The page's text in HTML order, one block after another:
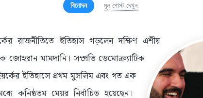
বিনোদন মূল পোস্ট দেখুন
রাজনীতিতে ইতিহাস গড়লেন দক্ষিণ এশীয়
জোহরান মামদানি। সম্প্রতি ডেমোক্র্যাটিক
ইতিহাসে প্রথম মুসলিম এবং গত এক
কনিষ্ঠতম মেয়র নির্বাচিত হয়েছেন।